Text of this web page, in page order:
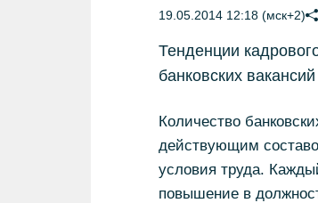
19.05.2014 12:18 (мск+2)
Тенденции
банковских
Количество
действующим
условия труда.
повышение в